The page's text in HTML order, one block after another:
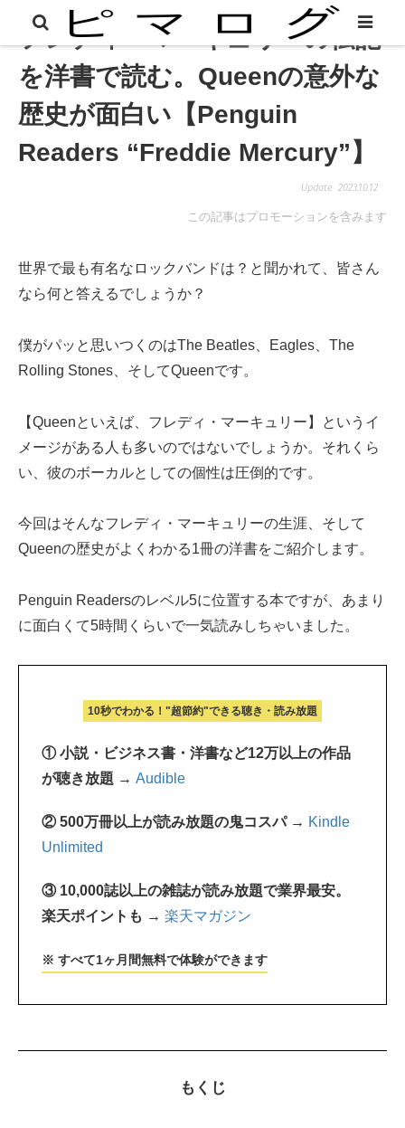
フレディ・マーキュリーの伝記
を洋書で読む。Queenの意外な
歴史が面白い【Penguin
Readers “Freddie Mercury”】
2023.10.12
この記事はプロモーションを含みます
世界で最も有名なロックバンドは？と聞かれて、皆さん
なら何と答えるでしょうか？
僕がパッと思いつくのはThe Beatles、Eagles、The
Rolling Stones、そしてQueenです。
【Queenといえば、フレディ・マーキュリー】というイ
メージがある人も多いのではないでしょうか。それくら
い、彼のボーカルとしての個性は圧倒的です。
今回はそんなフレディ・マーキュリーの生涯、そして
Queenの歴史がよくわかる1冊の洋書をご紹介します。
Penguin Readersのレベル5に位置する本ですが、あまり
に面白くて5時間くらいで一気読みしちゃいました。
10秒でわかる！"超節約"できる聴き・読み放題
① 小説・ビジネス書・洋書など12万以上の作品
が聴き放題 → Audible
② 500万冊以上が読み放題の鬼コスパ → Kindle
Unlimited
③ 10,000誌以上の雑誌が読み放題で業界最安。
楽天ポイントも → 楽天マガジン
※ すべて1ヶ月間無料で体験ができます
もくじ